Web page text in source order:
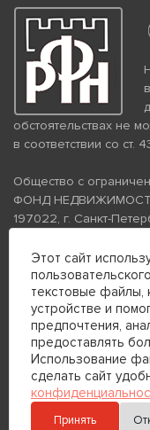
обстоятельствах не
в соответствии со ст.
Общество с
ФОНД
197022, г. Санкт-
помещение 26Н,
ИНН 7813672570
Политика
персональных данных
Телефон для связи:
+7 (812) 200-99-
+7 (812) 200-88-
Этот сайт
текстовые файлы,
устройстве и
предпочтения,
предоставлять
Использование
сделать сайт
Принять